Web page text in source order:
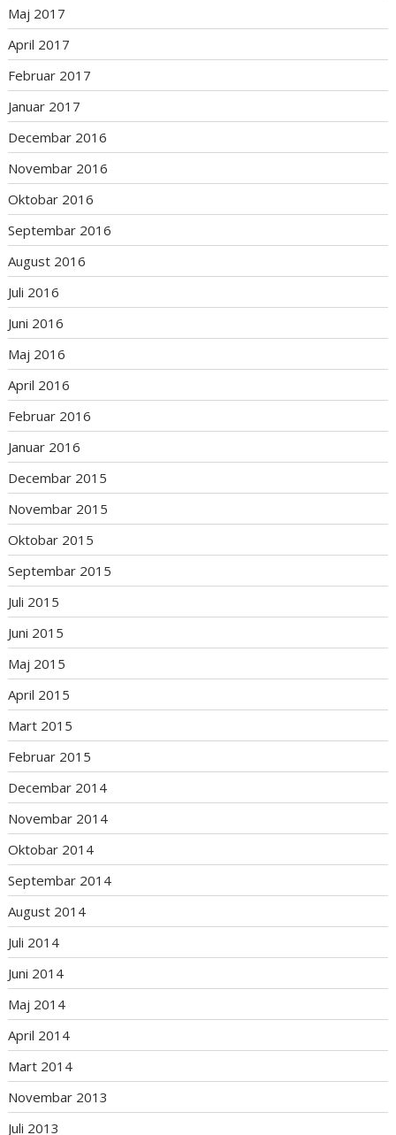
Maj 2017
April 2017
Februar 2017
Januar 2017
Decembar 2016
Novembar 2016
Oktobar 2016
Septembar 2016
August 2016
Juli 2016
Juni 2016
Maj 2016
April 2016
Februar 2016
Januar 2016
Decembar 2015
Novembar 2015
Oktobar 2015
Septembar 2015
Juli 2015
Juni 2015
Maj 2015
April 2015
Mart 2015
Februar 2015
Decembar 2014
Novembar 2014
Oktobar 2014
Septembar 2014
August 2014
Juli 2014
Juni 2014
Maj 2014
April 2014
Mart 2014
Novembar 2013
Juli 2013